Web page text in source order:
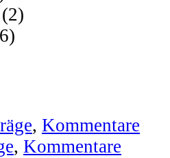
(2)
, Kommentare
, Kommentare